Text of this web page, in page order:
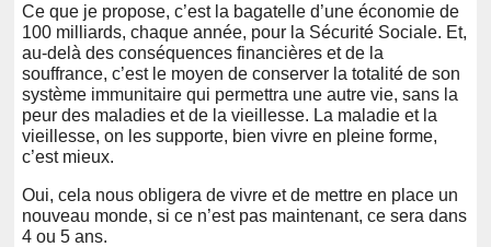
Ce que je propose, c’est la bagatelle d’une économie de
100 milliards, chaque année, pour la Sécurité Sociale. Et,
au-delà des conséquences financières et de la
souffrance, c’est le moyen de conserver la totalité de son
système immunitaire qui permettra une autre vie, sans la
peur des maladies et de la vieillesse. La maladie et la
vieillesse, on les supporte, bien vivre en pleine forme,
c’est mieux.
Oui, cela nous obligera de vivre et de mettre en place un
nouveau monde, si ce n’est pas maintenant, ce sera dans
4 ou 5 ans.